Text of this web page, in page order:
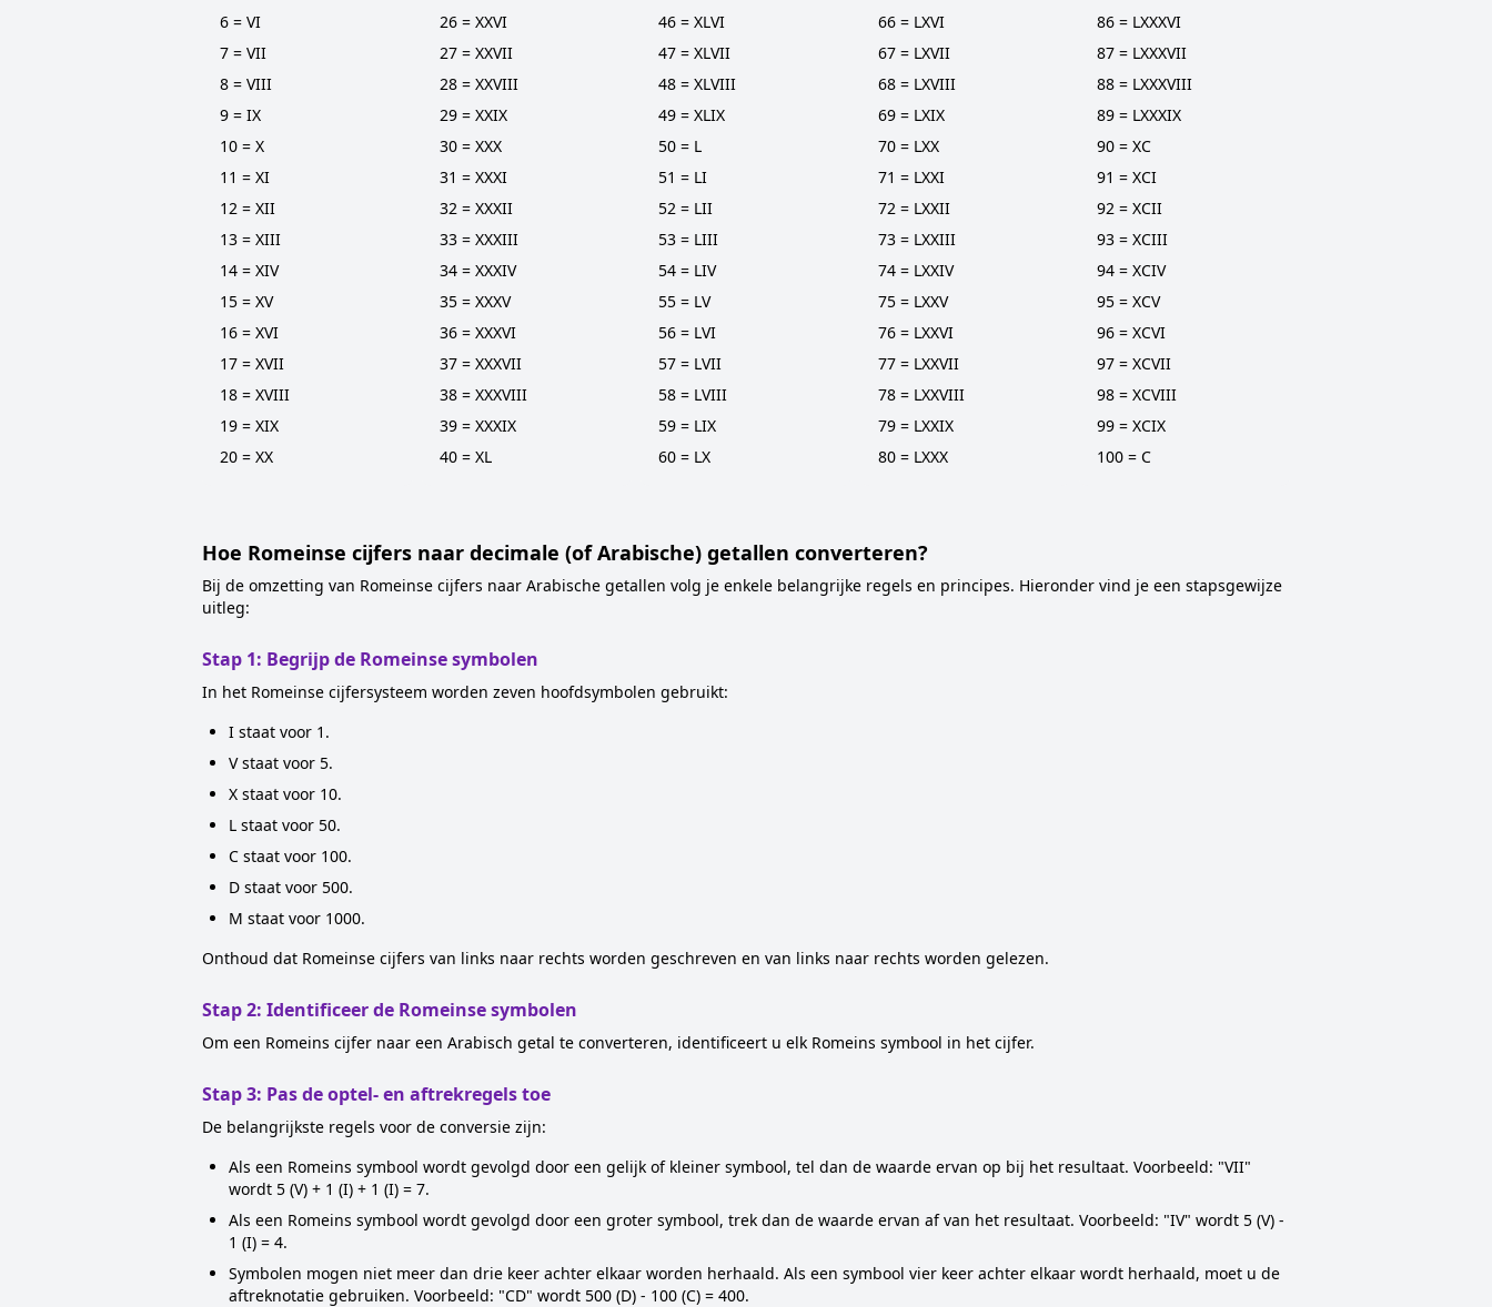
6 = VI
7 = VII
8 = VIII
9 = IX
10 = X
11 = XI
12 = XII
13 = XIII
14 = XIV
15 = XV
16 = XVI
17 = XVII
18 = XVIII
19 = XIX
20 = XX
26 = XXVI
27 = XXVII
28 = XXVIII
29 = XXIX
30 = XXX
31 = XXXI
32 = XXXII
33 = XXXIII
34 = XXXIV
35 = XXXV
36 = XXXVI
37 = XXXVII
38 = XXXVIII
39 = XXXIX
40 = XL
46 = XLVI
47 = XLVII
48 = XLVIII
49 = XLIX
50 = L
51 = LI
52 = LII
53 = LIII
54 = LIV
55 = LV
56 = LVI
57 = LVII
58 = LVIII
59 = LIX
60 = LX
66 = LXVI
67 = LXVII
68 = LXVIII
69 = LXIX
70 = LXX
71 = LXXI
72 = LXXII
73 = LXXIII
74 = LXXIV
75 = LXXV
76 = LXXVI
77 = LXXVII
78 = LXXVIII
79 = LXXIX
80 = LXXX
86 = LXXXVI
87 = LXXXVII
88 = LXXXVIII
89 = LXXXIX
90 = XC
91 = XCI
92 = XCII
93 = XCIII
94 = XCIV
95 = XCV
96 = XCVI
97 = XCVII
98 = XCVIII
99 = XCIX
100 = C
Hoe Romeinse cijfers naar decimale (of Arabische) getallen converteren?
Bij de omzetting van Romeinse cijfers naar Arabische getallen volg je enkele belangrijke regels en principes. Hieronder vind je een stapsgewijze
uitleg:
Stap 1: Begrijp de Romeinse symbolen
In het Romeinse cijfersysteem worden zeven hoofdsymbolen gebruikt:
I staat voor 1.
V staat voor 5.
X staat voor 10.
L staat voor 50.
C staat voor 100.
D staat voor 500.
M staat voor 1000.
Onthoud dat Romeinse cijfers van links naar rechts worden geschreven en van links naar rechts worden gelezen.
Stap 2: Identificeer de Romeinse symbolen
Om een Romeins cijfer naar een Arabisch getal te converteren, identificeert u elk Romeins symbool in het cijfer.
Stap 3: Pas de optel- en aftrekregels toe
De belangrijkste regels voor de conversie zijn:
Als een Romeins symbool wordt gevolgd door een gelijk of kleiner symbool, tel dan de waarde ervan op bij het resultaat. Voorbeeld: "VII"
wordt 5 (V) + 1 (I) + 1 (I) = 7.
Als een Romeins symbool wordt gevolgd door een groter symbool, trek dan de waarde ervan af van het resultaat. Voorbeeld: "IV" wordt 5 (V) -
1 (I) = 4.
Symbolen mogen niet meer dan drie keer achter elkaar worden herhaald. Als een symbool vier keer achter elkaar wordt herhaald, moet u de
aftreknotatie gebruiken. Voorbeeld: "CD" wordt 500 (D) - 100 (C) = 400.